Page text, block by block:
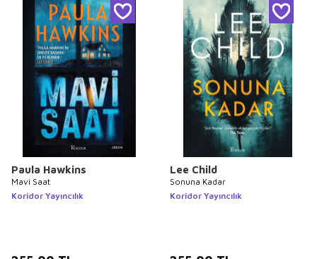
Paula Hawkins
Mavi Saat
Koridor Yayıncılık
Lee Child
Sonuna Kadar
Koridor Yayıncılık